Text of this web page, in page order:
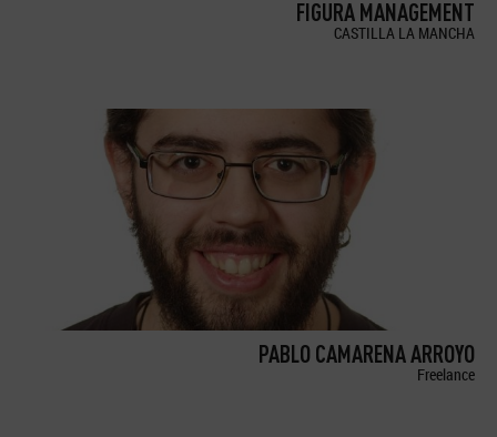
FIGURA MANAGEMENT
CASTILLA LA MANCHA
PABLO CAMARENA ARROYO
Freelance